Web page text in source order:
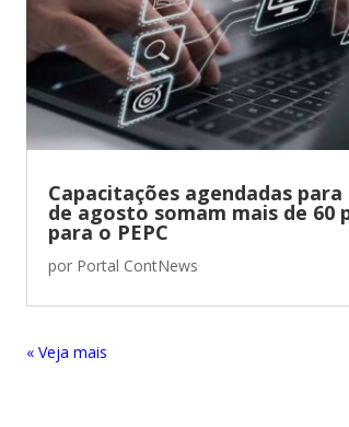
Capacitações agendadas para
de agosto somam mais de 60
para o PEPC
por Portal ContNews
« Entradas Antigas